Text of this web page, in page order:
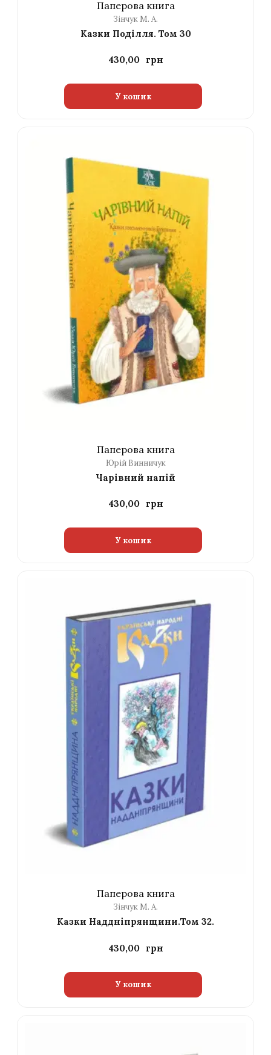
Паперова книга
Зінчук М. А.
Казки Поділля. Том 30
430,00
У кошик
Паперова книга
Юрій Винничук
Чарівний напій
430,00
У кошик
Паперова книга
Зінчук М. А.
Казки Наддніпрянщини.Том 32.
430,00
У кошик